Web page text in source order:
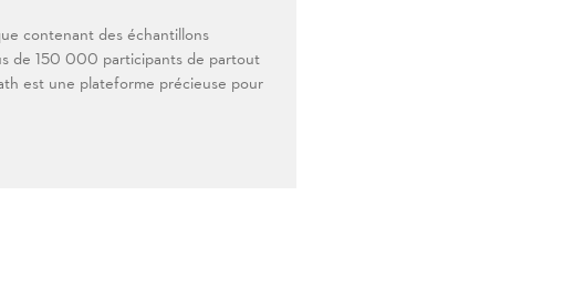
contenant des échantillons
de 150 000 participants de partout
est une plateforme précieuse pour